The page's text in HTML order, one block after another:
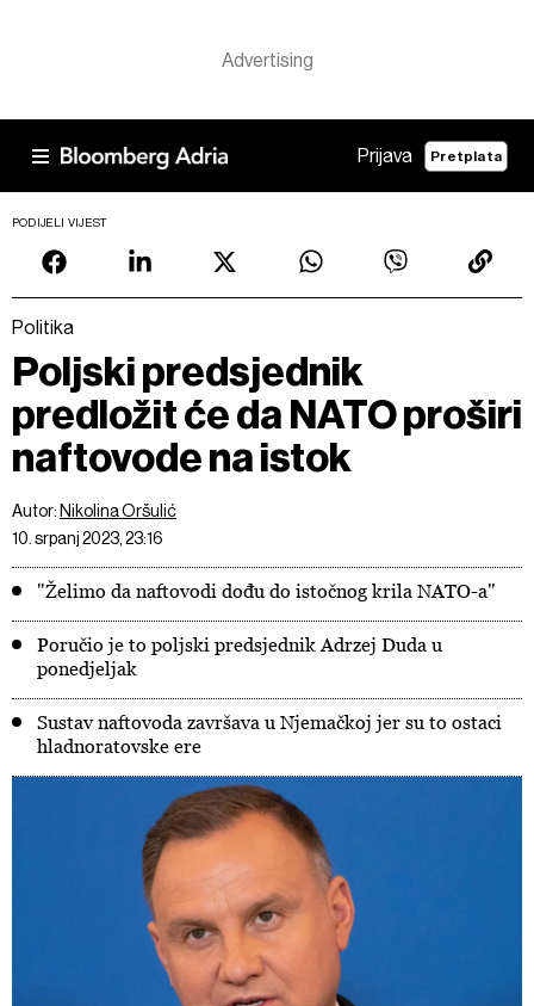
Prijava Pretplata
PODIJELI VIJEST
Politika
Poljski predsjednik
predložit će da NATO proširi
naftovode na istok
Autor: Nikolina Oršulić
10. srpanj 2023, 23:16
"Želimo da naftovodi dođu do istočnog krila NATO-a"
Poručio je to poljski predsjednik Adrzej Duda u
ponedjeljak
Sustav naftovoda završava u Njemačkoj jer su to ostaci
hladnoratovske ere